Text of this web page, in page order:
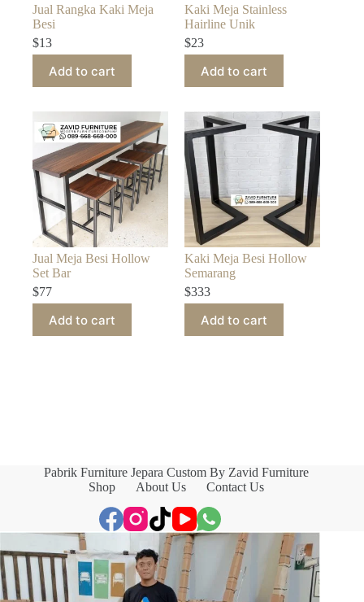
Jual Rangka Kaki Meja
Besi
$13
Add to cart
Kaki Meja Stainless
Hairline Unik
$23
Add to cart
Jual Meja Besi Hollow
Set Bar
$77
Add to cart
Kaki Meja Besi Hollow
Semarang
$333
Add to cart
Pabrik Furniture Jepara Custom By Zavid Furniture
Shop
About Us Contact Us